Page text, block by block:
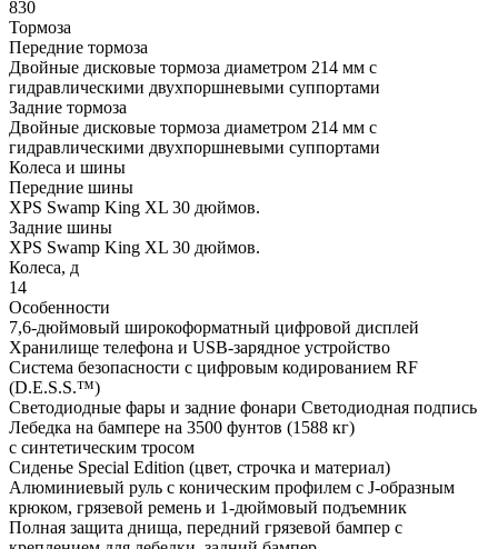
830
Тормоза
Передние тормоза
Двойные дисковые тормоза диаметром 214 мм с
гидравлическими двухпоршневыми суппортами
Задние тормоза
Двойные дисковые тормоза диаметром 214 мм с
гидравлическими двухпоршневыми суппортами
Колеса и шины
Передние шины
XPS Swamp King XL 30 дюймов.
Задние шины
XPS Swamp King XL 30 дюймов.
Колеса, д
14
Особенности
7,6-дюймовый широкоформатный цифровой дисплей
Хранилище телефона и USB-зарядное устройство
Система безопасности с цифровым кодированием RF
(D.E.S.S.™️)
Светодиодные фары и задние фонари Светодиодная подпись
Лебедка на бампере на 3500 фунтов (1588 кг)
с синтетическим тросом
Сиденье Special Edition (цвет, строчка и материал)
Алюминиевый руль с коническим профилем с J-образным
крюком, грязевой ремень и 1-дюймовый подъемник
Полная защита днища, передний грязевой бампер с